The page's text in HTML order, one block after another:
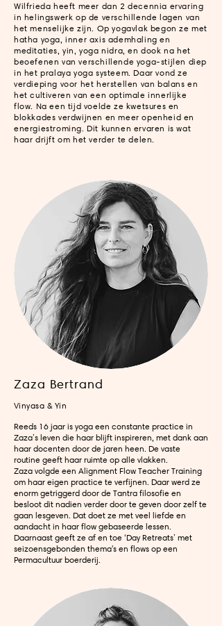
Wilfrieda heeft meer dan 2 decennia ervaring
in helingswerk op de verschillende lagen van
het menselijke zijn. Op yogavlak begon ze met
hatha yoga, inner axis ademhaling en
meditaties, yin, yoga nidra, en dook na het
beoefenen van verschillende yoga-stijlen diep
in het pralaya yoga systeem. Daar vond ze
verdieping voor het herstellen van balans en
het cultiveren van een optimale innerlijke
flow. Na een tijd voelde ze kwetsures en
blokkades verdwijnen en meer openheid en
energiestroming. Dit kunnen ervaren is wat
haar drijft om het verder te delen.
Zaza Bertrand
Vinyasa & Yin
Reeds 16 jaar is yoga een constante practice in
Zaza’s leven die haar blijft inspireren, met dank aan
haar docenten door de jaren heen. De vaste
routine geeft haar ruimte op alle vlakken.
Zaza volgde een Alignment Flow Teacher Training
om haar eigen practice te verfijnen. Daar werd ze
enorm getriggerd door de Tantra filosofie en
besloot dit nadien verder door te geven door zelf te
gaan lesgeven. Dat doet ze met veel liefde en
aandacht in haar flow gebaseerde lessen.
Daarnaast geeft ze af en toe ‘Day Retreats’ met
seizoensgebonden thema's en flows op een
Permacultuur boerderij.